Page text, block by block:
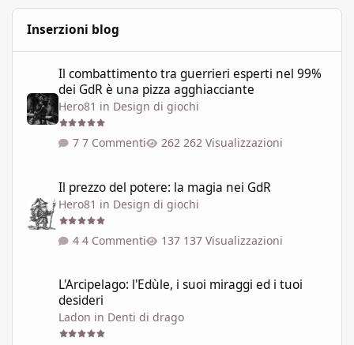
Inserzioni blog
Il combattimento tra guerrieri esperti nel 99%
dei GdR è una pizza agghiacciante
Hero81 in Design di giochi
7 Commenti 262 Visualizzazioni
Il prezzo del potere: la magia nei GdR
Hero81 in Design di giochi
4 Commenti 137 Visualizzazioni
L'Arcipelago: l'Edùle, i suoi miraggi ed i tuoi
desideri
Ladon in Denti di drago